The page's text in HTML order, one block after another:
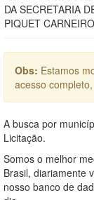
DA SECRETARIA
PIQUET
Obs: Estamos
acesso
A busca por
Licitação.
Somos o melhor
Brasil, diariamente
nosso banco de